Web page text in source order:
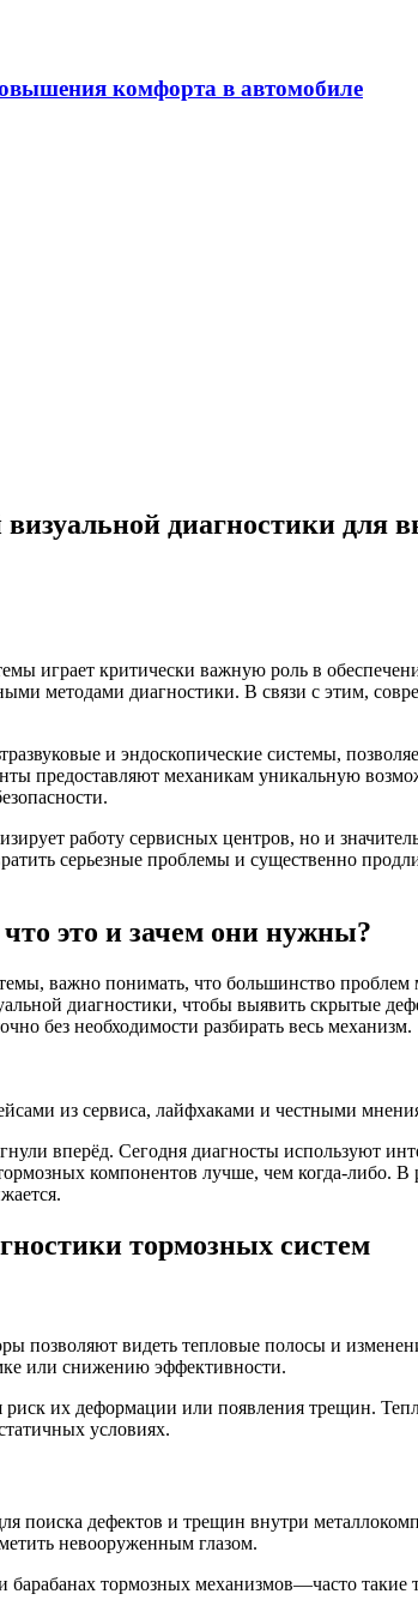
комфорта в автомобиле
диагностики для
играет критически важную роль в
методами диагностики. В связи с этим,
и эндоскопические системы,
предоставляют механикам уникальную
работу сервисных центров, но и
серьезные проблемы и существенно
это и зачем они нужны?
важно понимать, что большинство
диагностики, чтобы выявить скрытые
без необходимости разбирать весь механизм.
из сервиса, лайфхаками и честными
вперёд. Сегодня диагносты используют
компонентов лучше, чем когда-либо. В
тормозных систем
позволяют видеть тепловые полосы и
или снижению эффективности.
их деформации или появления трещин.
условиях.
поиска дефектов и трещин внутри
невооруженным глазом.
тормозных механизмов—часто